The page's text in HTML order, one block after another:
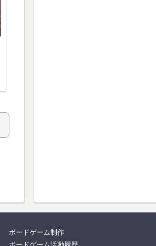
ボードゲーム制作